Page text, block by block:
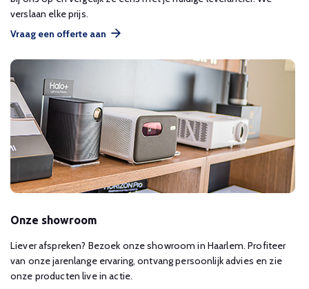
verslaan elke prijs.
Vraag een offerte aan
Onze showroom
Liever afspreken? Bezoek onze showroom in Haarlem. Profiteer
van onze jarenlange ervaring, ontvang persoonlijk advies en zie
onze producten live in actie.